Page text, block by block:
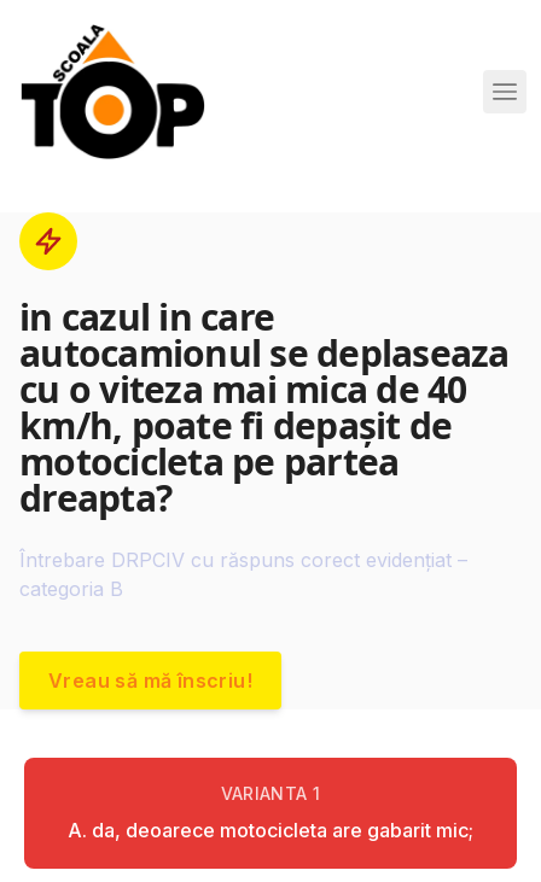
Scoala de Soferi TOP navigation
in cazul in care
autocamionul se deplaseaza
cu o viteza mai mica de 40
km/h, poate fi depaşit de
motocicleta pe partea
dreapta?
Întrebare DRPCIV cu răspuns corect evidențiat –
categoria B
Vreau să mă înscriu!
VARIANTA 1
A. da, deoarece motocicleta are gabarit mic;